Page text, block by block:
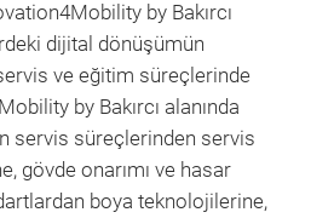
by Bakırcı
dijital dönüşümün
ve eğitim süreçlerinde
by Bakırcı alanında
servis süreçlerinden servis
gövde onarımı ve hasar
boya teknolojilerine,